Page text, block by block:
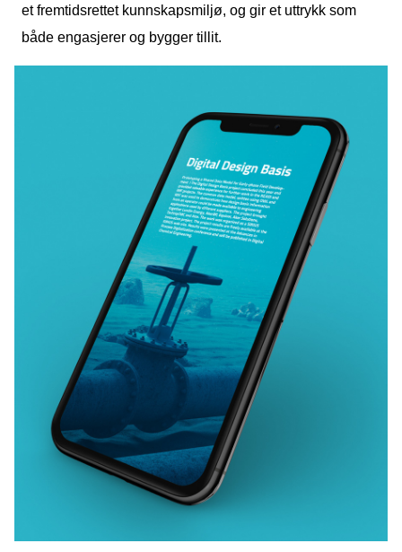
et fremtidsrettet kunnskapsmiljø, og gir et uttrykk som
både engasjerer og bygger tillit.